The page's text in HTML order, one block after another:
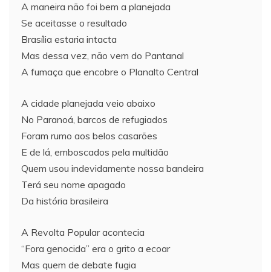
A maneira não foi bem a planejada
Se aceitasse o resultado
Brasília estaria intacta
Mas dessa vez, não vem do Pantanal
A fumaça que encobre o Planalto Central
A cidade planejada veio abaixo
No Paranoá, barcos de refugiados
Foram rumo aos belos casarões
E de lá, emboscados pela multidão
Quem usou indevidamente nossa bandeira
Terá seu nome apagado
Da história brasileira
A Revolta Popular acontecia
“Fora genocida” era o grito a ecoar
Mas quem de debate fugia